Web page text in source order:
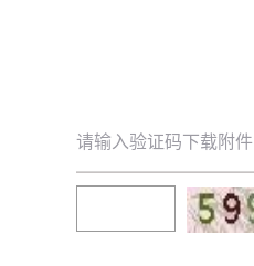
请输入验证码下载附件